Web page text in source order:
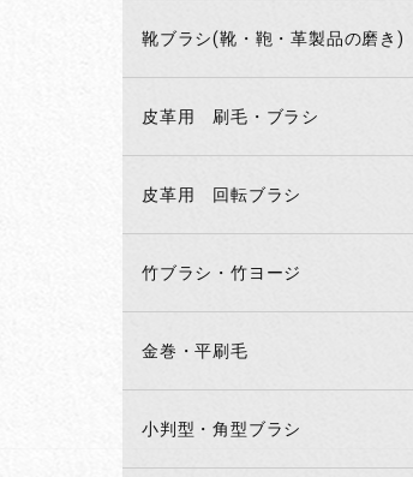
靴ブラシ(靴・鞄・革製品の磨き)
皮革用 刷毛・ブラシ
皮革用 回転ブラシ
竹ブラシ・竹ヨージ
金巻・平刷毛
小判型・角型ブラシ